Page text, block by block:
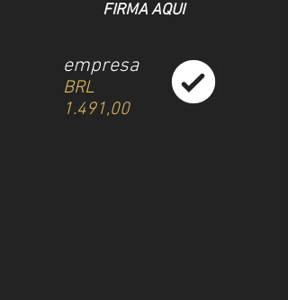
FIRMA AQUI
empresa
BRL
1.491,00